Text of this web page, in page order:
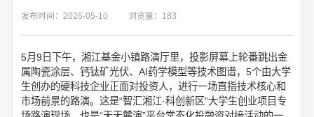
发布时间：2026-05-10 浏览量：183
5月9日下午，湘江基金小镇路演厅里，投影屏幕上轮番跳出金
属陶瓷涂层、钙钛矿光伏、AI药学模型等技术图谱，5个由大学
生创办的硬科技企业正面对投资人，进行一场直指技术核心和
市场前景的路演。这是“智汇湘江·科创新区”大学生创业项目专